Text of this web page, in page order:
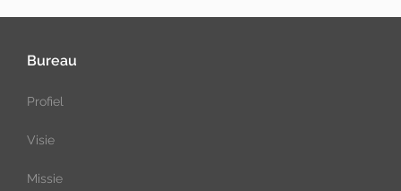
Bureau
Profiel
Visie
Missie